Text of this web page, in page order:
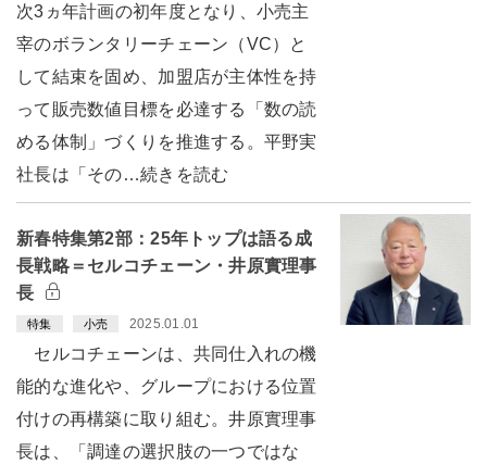
次3ヵ年計画の初年度となり、小売主
宰のボランタリーチェーン（VC）と
して結束を固め、加盟店が主体性を持
って販売数値目標を必達する「数の読
める体制」づくりを推進する。平野実
社長は「その…続きを読む
新春特集第2部：25年トップは語る成
長戦略＝セルコチェーン・井原實理事
長
特集 小売 2025.01.01
セルコチェーンは、共同仕入れの機
能的な進化や、グループにおける位置
付けの再構築に取り組む。井原實理事
長は、「調達の選択肢の一つではな